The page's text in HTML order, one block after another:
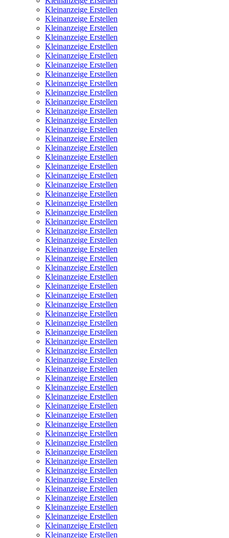
Kleinanzeige Erstellen
Kleinanzeige Erstellen
Kleinanzeige Erstellen
Kleinanzeige Erstellen
Kleinanzeige Erstellen
Kleinanzeige Erstellen
Kleinanzeige Erstellen
Kleinanzeige Erstellen
Kleinanzeige Erstellen
Kleinanzeige Erstellen
Kleinanzeige Erstellen
Kleinanzeige Erstellen
Kleinanzeige Erstellen
Kleinanzeige Erstellen
Kleinanzeige Erstellen
Kleinanzeige Erstellen
Kleinanzeige Erstellen
Kleinanzeige Erstellen
Kleinanzeige Erstellen
Kleinanzeige Erstellen
Kleinanzeige Erstellen
Kleinanzeige Erstellen
Kleinanzeige Erstellen
Kleinanzeige Erstellen
Kleinanzeige Erstellen
Kleinanzeige Erstellen
Kleinanzeige Erstellen
Kleinanzeige Erstellen
Kleinanzeige Erstellen
Kleinanzeige Erstellen
Kleinanzeige Erstellen
Kleinanzeige Erstellen
Kleinanzeige Erstellen
Kleinanzeige Erstellen
Kleinanzeige Erstellen
Kleinanzeige Erstellen
Kleinanzeige Erstellen
Kleinanzeige Erstellen
Kleinanzeige Erstellen
Kleinanzeige Erstellen
Kleinanzeige Erstellen
Kleinanzeige Erstellen
Kleinanzeige Erstellen
Kleinanzeige Erstellen
Kleinanzeige Erstellen
Kleinanzeige Erstellen
Kleinanzeige Erstellen
Kleinanzeige Erstellen
Kleinanzeige Erstellen
Kleinanzeige Erstellen
Kleinanzeige Erstellen
Kleinanzeige Erstellen
Kleinanzeige Erstellen
Kleinanzeige Erstellen
Kleinanzeige Erstellen
Kleinanzeige Erstellen
Kleinanzeige Erstellen
Kleinanzeige Erstellen